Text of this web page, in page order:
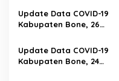
Wita
Update Data COVID-19
Kabupaten Bone, 26
Wita
Update Data COVID-19
Kabupaten Bone, 24